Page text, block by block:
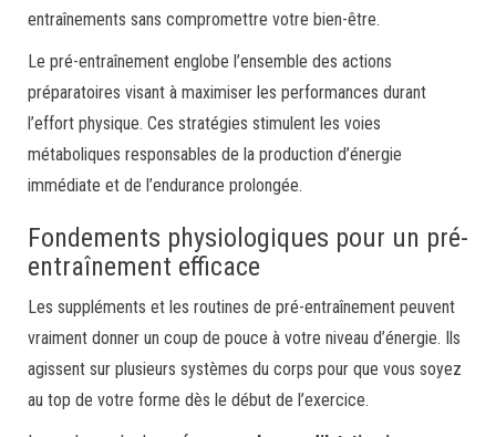
entraînements sans compromettre votre bien-être.
Le pré-entraînement englobe l’ensemble des actions
préparatoires visant à maximiser les performances durant
l’effort physique. Ces stratégies stimulent les voies
métaboliques responsables de la production d’énergie
immédiate et de l’endurance prolongée.
Fondements physiologiques pour un pré-
entraînement efficace
Les suppléments et les routines de pré-entraînement peuvent
vraiment donner un coup de pouce à votre niveau d’énergie. Ils
agissent sur plusieurs systèmes du corps pour que vous soyez
au top de votre forme dès le début de l’exercice.